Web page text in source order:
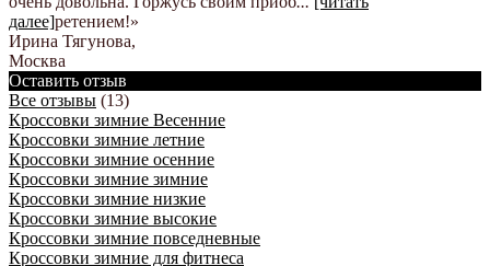
далее]ретением!»
Ирина Тягунова,
Москва
Оставить отзыв
Все отзывы (13)
Кроссовки зимние Весенние
Кроссовки зимние летние
Кроссовки зимние осенние
Кроссовки зимние зимние
Кроссовки зимние низкие
Кроссовки зимние высокие
Кроссовки зимние повседневные
Кроссовки зимние для фитнеса